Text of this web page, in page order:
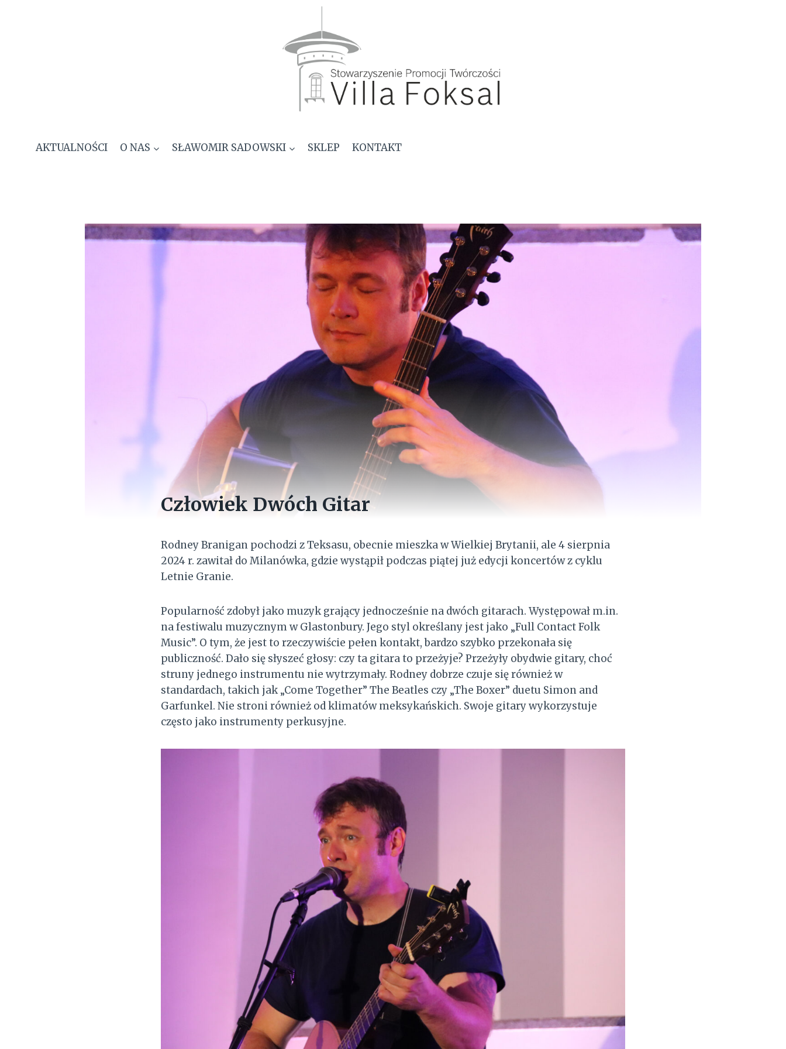
AKTUALNOŚCI O NAS SŁAWOMIR SADOWSKI SKLEP KONTAKT
Człowiek Dwóch Gitar
Rodney Branigan pochodzi z Teksasu, obecnie mieszka w Wielkiej Brytanii, ale 4 sierpnia
2024 r. zawitał do Milanówka, gdzie wystąpił podczas piątej już edycji koncertów z cyklu
Letnie Granie.
Popularność zdobył jako muzyk grający jednocześnie na dwóch gitarach. Występował m.in.
na festiwalu muzycznym w Glastonbury. Jego styl określany jest jako „Full Contact Folk
Music”. O tym, że jest to rzeczywiście pełen kontakt, bardzo szybko przekonała się
publiczność. Dało się słyszeć głosy: czy ta gitara to przeżyje? Przeżyły obydwie gitary, choć
struny jednego instrumentu nie wytrzymały. Rodney dobrze czuje się również w
standardach, takich jak „Come Together” The Beatles czy „The Boxer” duetu Simon and
Garfunkel. Nie stroni również od klimatów meksykańskich. Swoje gitary wykorzystuje
często jako instrumenty perkusyjne.